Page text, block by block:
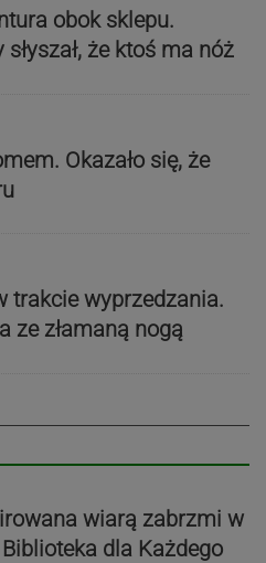
obok sklepu.
słyszał, że ktoś ma nóż
Okazało się, że
trakcie wyprzedzania.
ze złamaną nogą
wiarą zabrzmi w
dla Każdego